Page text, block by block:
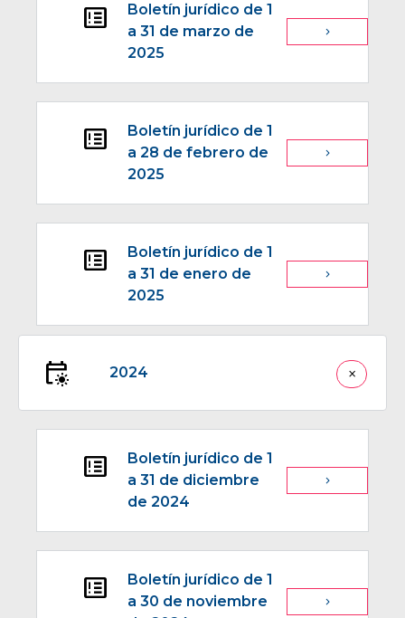
breaking_news
Boletín jurídico de 1
a 31 de marzo de
2025
navigate_next
breaking_news
Boletín jurídico de 1
a 28 de febrero de
2025
navigate_next
breaking_news
Boletín jurídico de 1
a 31 de enero de
2025
navigate_next
early_on 2024 close
breaking_news
Boletín jurídico de 1
a 31 de diciembre
de 2024
navigate_next
breaking_news
Boletín jurídico de 1
a 30 de noviembre
navigate_next